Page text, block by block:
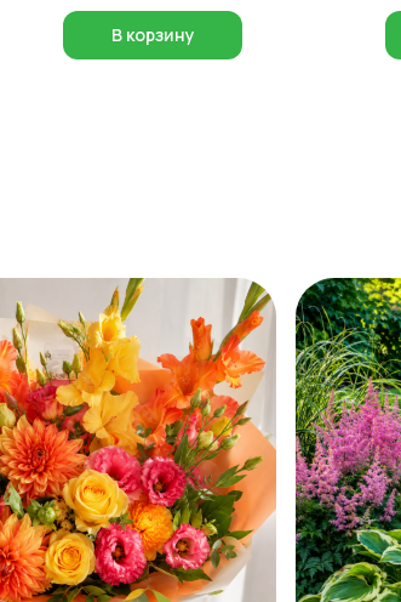
В корзину